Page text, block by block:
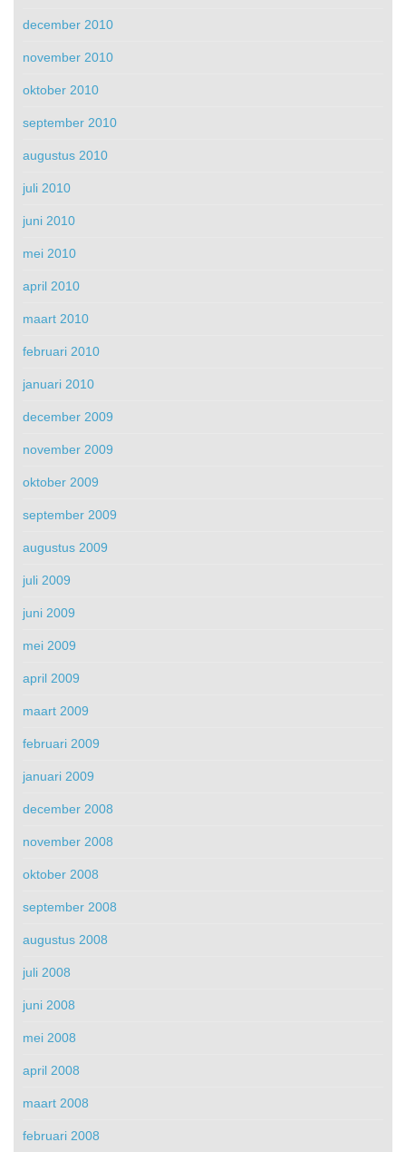
december 2010
november 2010
oktober 2010
september 2010
augustus 2010
juli 2010
juni 2010
mei 2010
april 2010
maart 2010
februari 2010
januari 2010
december 2009
november 2009
oktober 2009
september 2009
augustus 2009
juli 2009
juni 2009
mei 2009
april 2009
maart 2009
februari 2009
januari 2009
december 2008
november 2008
oktober 2008
september 2008
augustus 2008
juli 2008
juni 2008
mei 2008
april 2008
maart 2008
februari 2008